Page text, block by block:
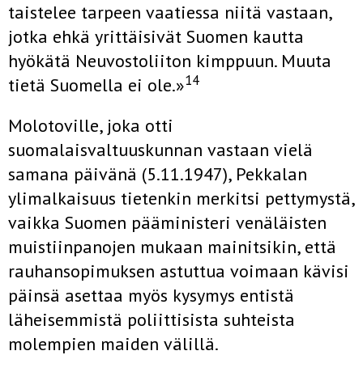
taistelee tarpeen vaatiessa niitä vastaan,
jotka ehkä yrittäisivät Suomen kautta
hyökätä Neuvostoliiton kimppuun. Muuta
tietä Suomella ei ole.»14
Molotoville, joka otti
suomalaisvaltuuskunnan vastaan vielä
samana päivänä (5.11.1947), Pekkalan
ylimalkaisuus tietenkin merkitsi pettymystä,
vaikka Suomen pääministeri venäläisten
muistiinpanojen mukaan mainitsikin, että
rauhansopimuksen astuttua voimaan kävisi
päinsä asettaa myös kysymys entistä
läheisemmistä poliittisista suhteista
molempien maiden välillä.